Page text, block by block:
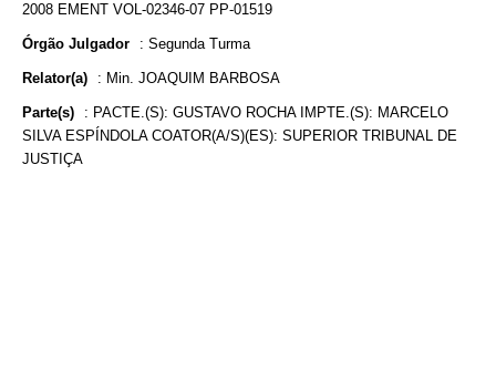
2008 EMENT VOL-02346-07 PP-01519
Órgão Julgador : Segunda Turma
Relator(a) : Min. JOAQUIM BARBOSA
Parte(s) : PACTE.(S): GUSTAVO ROCHA IMPTE.(S): MARCELO
SILVA ESPÍNDOLA COATOR(A/S)(ES): SUPERIOR TRIBUNAL DE
JUSTIÇA